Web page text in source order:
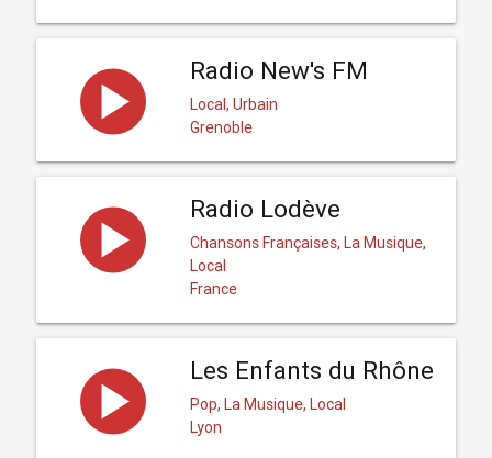
Radio New's FM
Local, Urbain
Grenoble
Radio Lodève
Chansons Françaises, La Musique,
Local
France
Les Enfants du Rhône
Pop, La Musique, Local
Lyon